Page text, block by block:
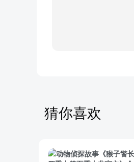
猜你喜欢